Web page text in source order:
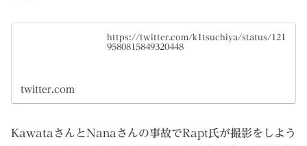
https://twitter.com/k1tsuchiya/status/121
9580815849320448
twitter.com
KawataさんとNanaさんの事故でRapt氏が撮影をしよう